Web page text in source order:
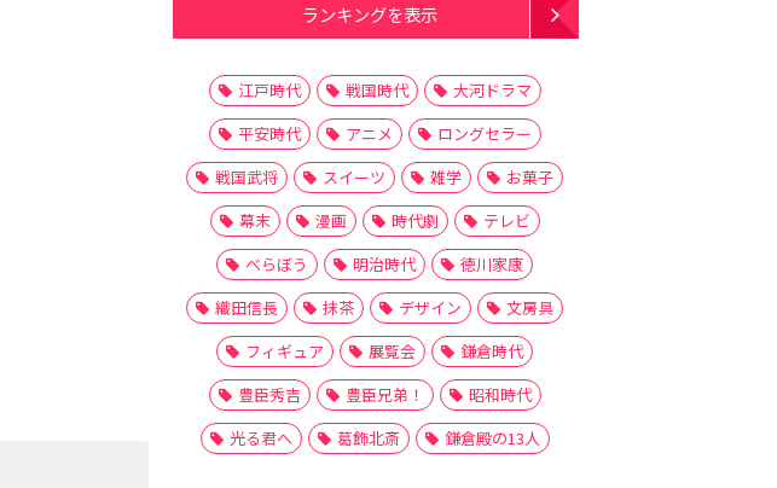
ランキングを表示
江戸時代 戦国時代
大河ドラマ
平安時代
アニメ
ロングセラー
戦国武将
スイーツ 雑学
お菓子
幕末
漫画 時代劇
テレビ
べらぼう
明治時代
徳川家康
織田信長
抹茶 デザイン
文房具
フィギュア
展覧会
鎌倉時代
豊臣秀吉
豊臣兄弟！
昭和時代
光る君へ
葛飾北斎 鎌倉殿の13人